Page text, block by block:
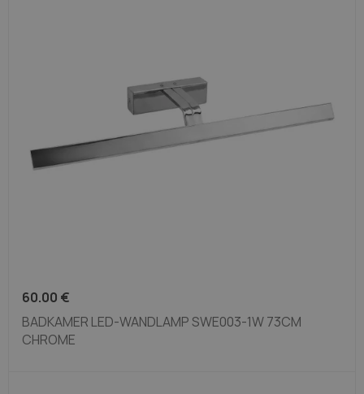
60.00 €
BADKAMER LED-WANDLAMP SWE003-1W 73CM
CHROME